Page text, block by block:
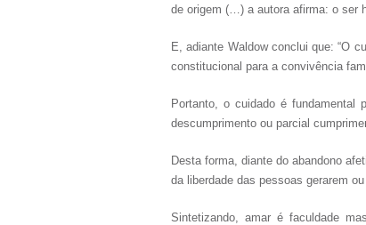
de origem (…) a autora afirma: o ser
E, adiante Waldow conclui que: “O
constitucional para a convivência
Portanto, o cuidado é
descumprimento ou parcial
Desta forma, diante do abandono
da liberdade das pessoas gerarem
Sintetizando, amar é faculdade